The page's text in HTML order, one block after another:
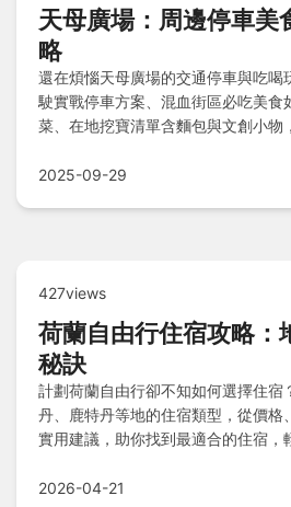
天母廣場：周邊停車美
略
還在煩惱天母廣場的交通停車與吃喝
駛實戰停車方案、混血街區必吃美食
菜、在地挖寶清單含麵包與文創小物
2025-09-29
427views
荷蘭自由行住宿攻略：
秘訣
計劃荷蘭自由行卻不知如何選擇住宿
丹、鹿特丹等地的住宿類型，從價格
實用建議，助你找到最適合的住宿，
2026-04-21